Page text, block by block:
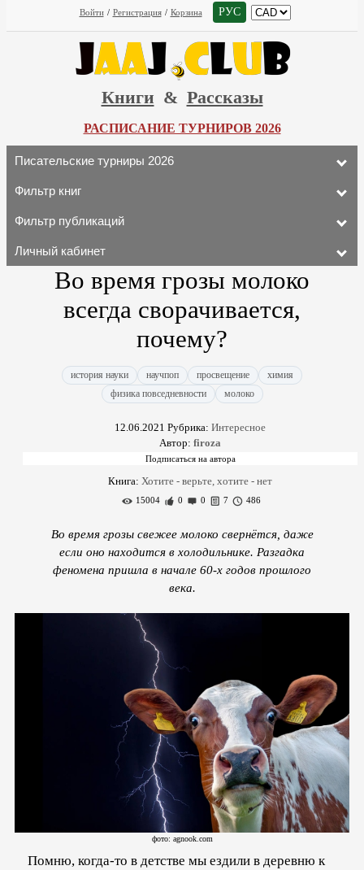
Войти / Регистрация / Корзина РУС
Книги & Рассказы
РАСПИСАНИЕ ТУРНИРОВ 2026
Писательские турниры 2026
Фильтр книг
Фильтр публикаций
Личный кабинет
Во время грозы молоко
всегда сворачивается,
почему?
история науки научпоп просвещение
химия
физика повседневности
молоко
12.06.2021 Рубрика: Интересное
Автор: firoza
Книга: Хотите - верьте, хотите - нет
15004 0 0 7 486
Во время грозы свежее молоко свернётся, даже
если оно находится в холодильнике. Разгадка
феномена пришла в начале 60-х годов прошлого
века.
фото: agnook.com
Помню, когда-то в детстве мы ездили в деревню к